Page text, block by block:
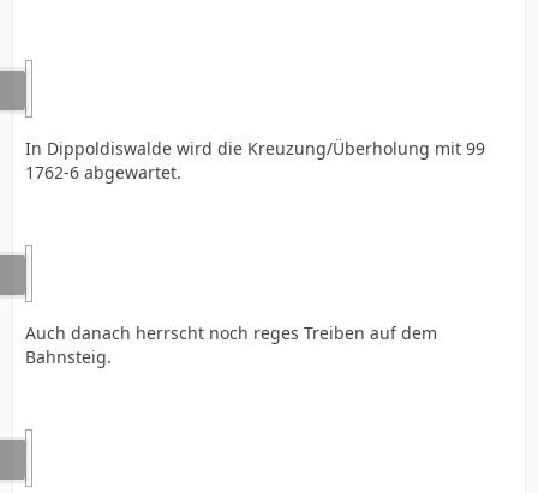
In Dippoldiswalde wird die Kreuzung/Überholung mit 99
1762-6 abgewartet.
Auch danach herrscht noch reges Treiben auf dem
Bahnsteig.